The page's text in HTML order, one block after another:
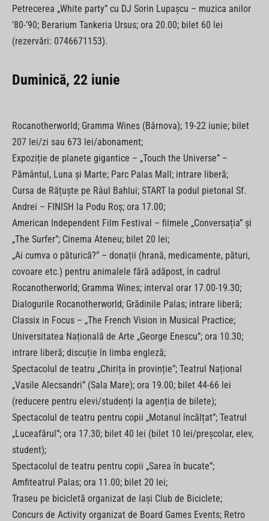
Petrecerea „White party” cu DJ Sorin Lupașcu – muzica anilor
’80-’90; Berarium Tankeria Ursus; ora 20.00; bilet 60 lei
(rezervări: 0746671153).
Duminică, 22 iunie
Rocanotherworld; Gramma Wines (Bârnova); 19-22 iunie; bilet
207 lei/zi sau 673 lei/abonament;
Expoziție de planete gigantice – „Touch the Universe” –
Pământul, Luna și Marte; Parc Palas Mall; intrare liberă;
Cursa de Rățuște pe Râul Bahlui; START la podul pietonal Sf.
Andrei – FINISH la Podu Roș; ora 17.00;
American Independent Film Festival – filmele „Conversația” și
„The Surfer”; Cinema Ateneu; bilet 20 lei;
„Ai cumva o păturică?” – donații (hrană, medicamente, pături,
covoare etc.) pentru animalele fără adăpost, în cadrul
Rocanotherworld; Gramma Wines; interval orar 17.00-19.30;
Dialogurile Rocanotherworld; Grădinile Palas; intrare liberă;
Classix in Focus – „The French Vision in Musical Practice;
Universitatea Națională de Arte „George Enescu”; ora 10.30;
intrare liberă; discuție în limba engleză;
Spectacolul de teatru „Chirița în provinție”; Teatrul Național
„Vasile Alecsandri” (Sala Mare); ora 19.00; bilet 44-66 lei
(reducere pentru elevi/studenți la agenția de bilete);
Spectacolul de teatru pentru copii „Motanul încălțat”; Teatrul
„Luceafărul”; ora 17.30; bilet 40 lei (bilet 10 lei/preșcolar, elev,
student);
Spectacolul de teatru pentru copii „Sarea în bucate”;
Amfiteatrul Palas; ora 11.00; bilet 20 lei;
Traseu pe bicicletă organizat de Iași Club de Biciclete;
Concurs de Activity organizat de Board Games Events; Retro